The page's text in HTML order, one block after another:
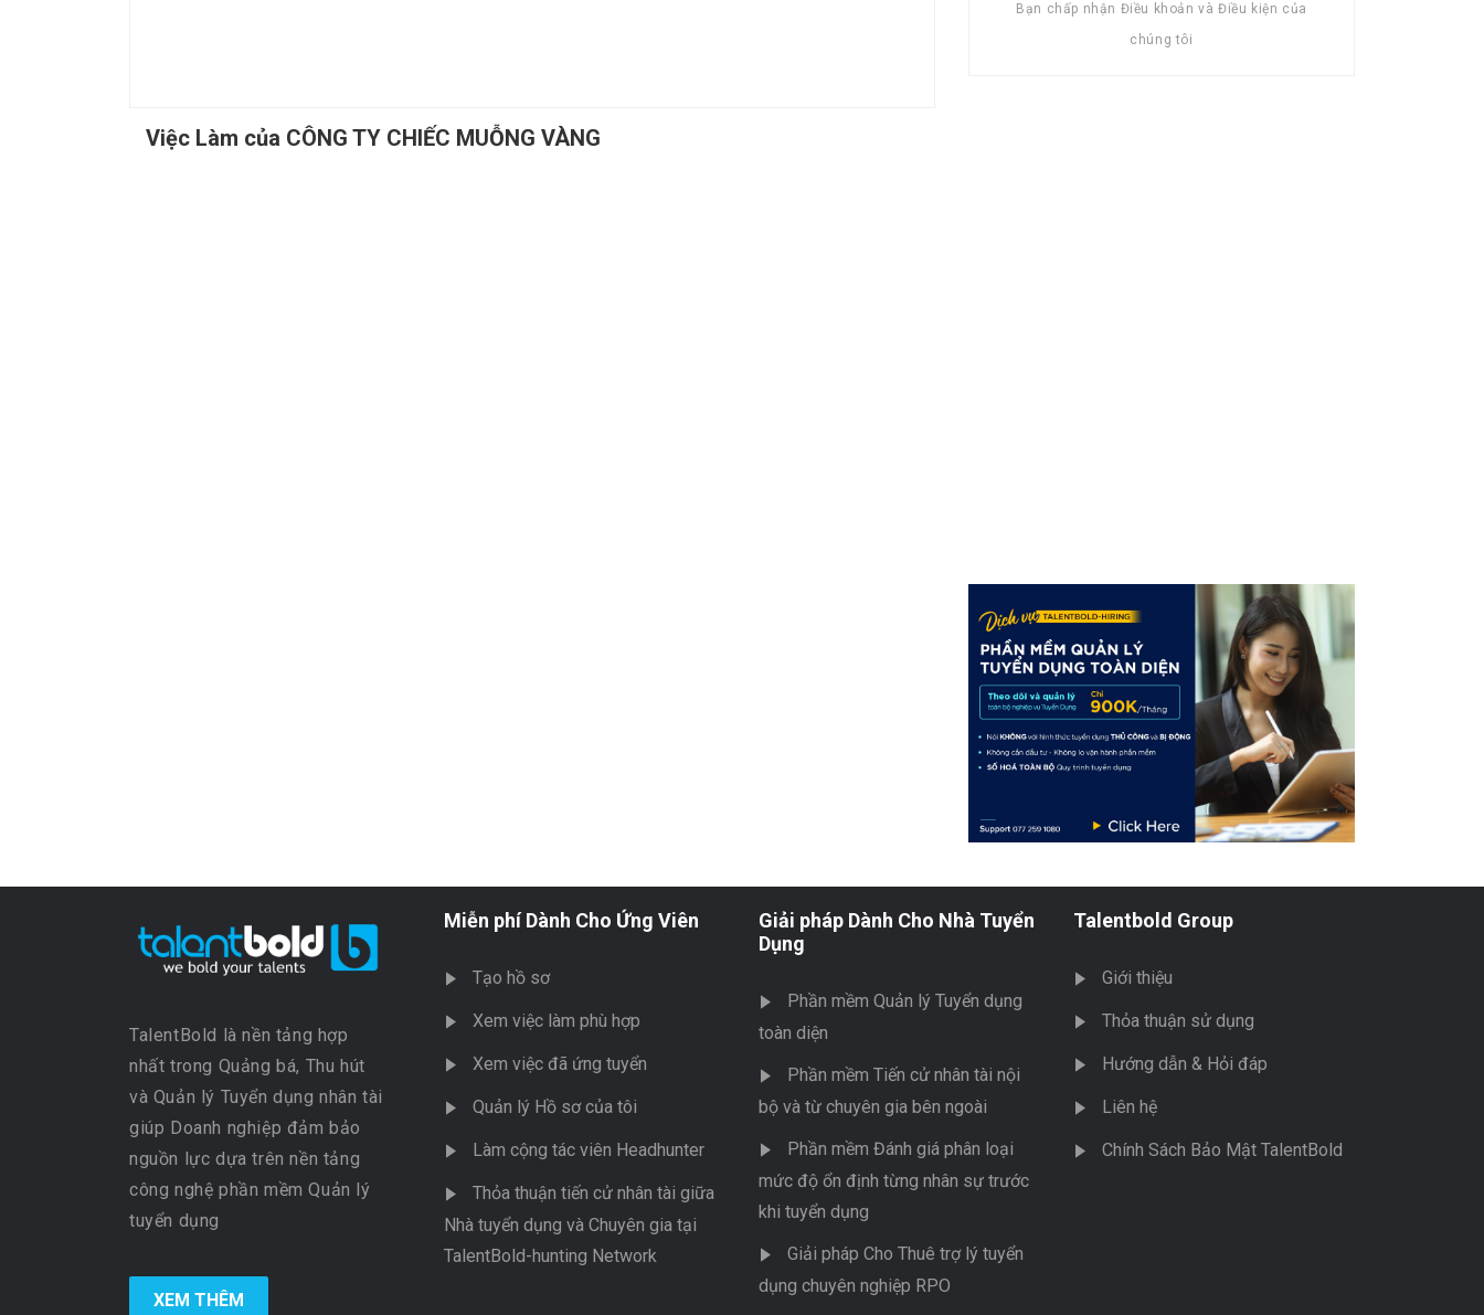
Việc Làm của CÔNG TY CHIẾC MUỖNG VÀNG
Bạn chấp nhận Điều khoản và Điều kiện của
chúng tôi
TalentBold là nền tảng hợp
nhất trong Quảng bá, Thu hút
và Quản lý Tuyển dụng nhân tài
giúp Doanh nghiệp đảm bảo
nguồn lực dựa trên nền tảng
công nghệ phần mềm Quản lý
tuyển dụng
XEM THÊM
Miễn phí Dành Cho Ứng Viên
Tạo hồ sơ
Xem việc làm phù hợp
Xem việc đã ứng tuyển
Quản lý Hồ sơ của tôi
Làm cộng tác viên Headhunter
Thỏa thuận tiến cử nhân tài giữa
Nhà tuyển dụng và Chuyên gia tại
TalentBold-hunting Network
Giải pháp Dành Cho Nhà Tuyển
Dụng
Phần mềm Quản lý Tuyển dụng
toàn diện
Phần mềm Tiến cử nhân tài nội
bộ và từ chuyên gia bên ngoài
Phần mềm Đánh giá phân loại
mức độ ổn định từng nhân sự trước
khi tuyển dụng
Giải pháp Cho Thuê trợ lý tuyển
dụng chuyên nghiệp RPO
Talentbold Group
Giới thiệu
Thỏa thuận sử dụng
Hướng dẫn & Hỏi đáp
Liên hệ
Chính Sách Bảo Mật TalentBold